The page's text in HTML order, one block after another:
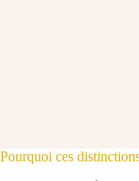
Pourquoi ces